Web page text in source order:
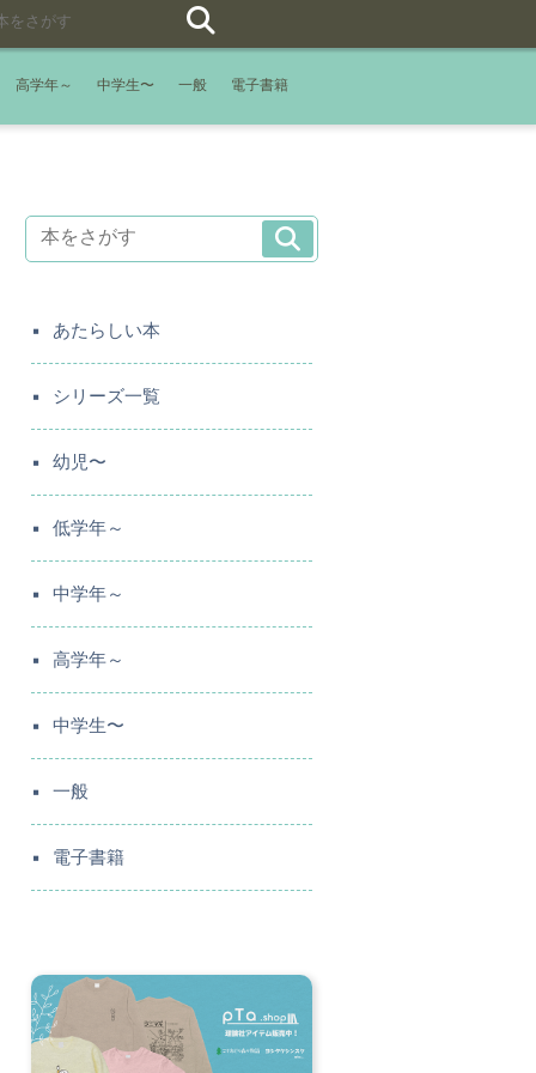
高学年～ 中学生〜 一般 電子書籍
あたらしい本
シリーズ一覧
幼児〜
低学年～
中学年～
高学年～
中学生〜
一般
電子書籍